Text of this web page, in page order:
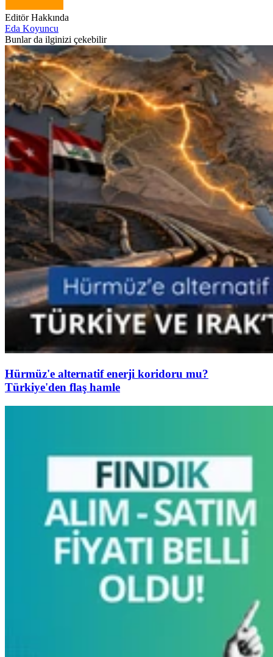
Editör Hakkında
Eda Koyuncu
Bunlar da ilginizi çekebilir
Hürmüz'e alternatif enerji koridoru mu?
Türkiye'den flaş hamle